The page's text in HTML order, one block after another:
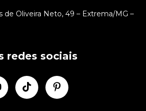
de Oliveira Neto, 49 – Extrema/MG –
redes sociais